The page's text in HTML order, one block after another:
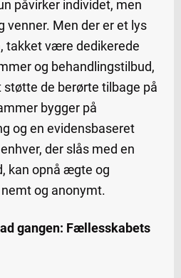
påvirker individet, men
venner. Men der er et lys
takket være dedikerede
og behandlingstilbud,
de berørte tilbage på
bygger på
og en evidensbaseret
der slås med en
kan opnå ægte og
og anonymt.
gangen: Fællesskabets